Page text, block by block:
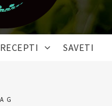
RECEPTI SAVETI